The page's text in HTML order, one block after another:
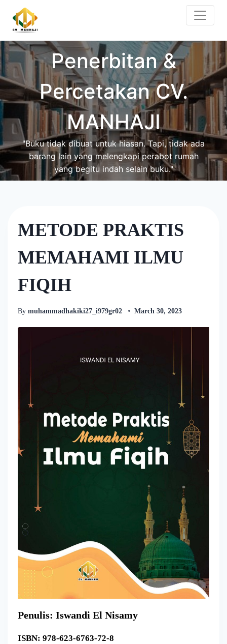
content
Penerbitan &
Percetakan CV.
MANHAJI
"Buku tidak dibuat untuk hiasan. Tapi, tidak ada
barang lain yang melengkapi perabot rumah
yang begitu indah selain buku."
METODE PRAKTIS
MEMAHAMI ILMU
FIQIH
By muhammadhakiki27_i979gr02 March 30, 2023
Penulis: Iswandi El Nisamy
ISBN: 978-623-6763-72-8